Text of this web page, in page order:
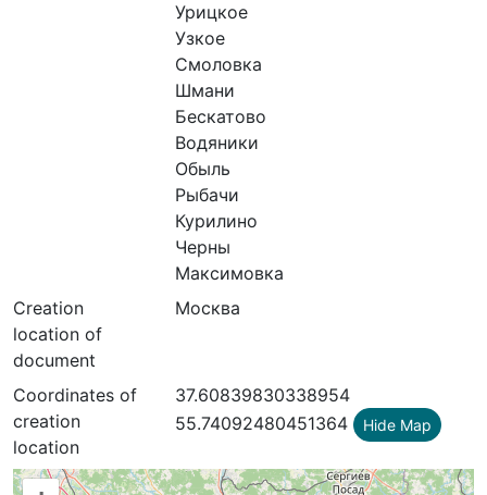
Урицкое
Узкое
Смоловка
Шмани
Бескатово
Водяники
Обыль
Рыбачи
Курилино
Черны
Максимовка
Creation
location of
document
Москва
Coordinates of
creation
location
37.60839830338954
55.74092480451364 Hide Map